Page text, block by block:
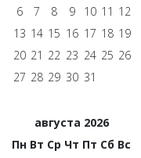
6
7 8 9 10 11 12
13 14 15 16 17 18 19
20 21 22 23 24 25 26
27 28 29 30 31
августа 2026
Пн Вт Ср Чт Пт Сб Вс